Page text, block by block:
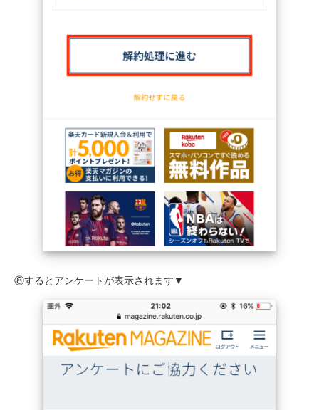
⑧するとアンケートが表示されます▼